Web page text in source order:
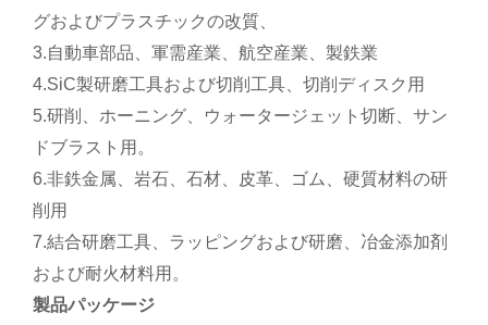
グおよびプラスチックの改質、
3.自動車部品、軍需産業、航空産業、製鉄業
4.SiC製研磨工具および切削工具、切削ディスク用
5.研削、ホーニング、ウォータージェット切断、サン
ドブラスト用。
6.非鉄金属、岩石、石材、皮革、ゴム、硬質材料の研
削用
7.結合研磨工具、ラッピングおよび研磨、冶金添加剤
および耐火材料用。
製品パッケージ